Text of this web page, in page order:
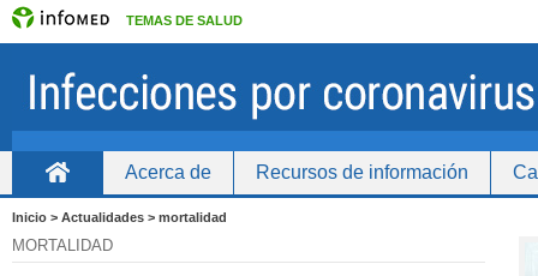
TEMAS DE SALUD
Acerca de Recursos de información
Inicio > Actualidades > mortalidad
MORTALIDAD